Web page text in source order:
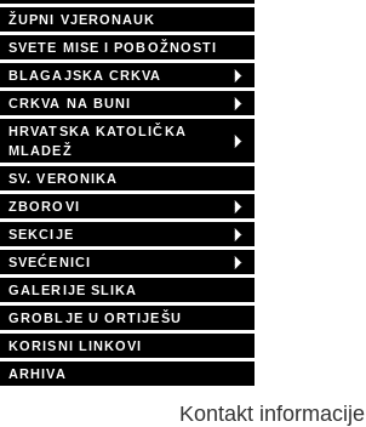
ŽUPNI VJERONAUK
SVETE MISE I POBOŽNOSTI
BLAGAJSKA CRKVA
CRKVA NA BUNI
HRVATSKA KATOLIČKA
MLADEŽ
SV. VERONIKA
ZBOROVI
SEKCIJE
SVEĆENICI
GALERIJE SLIKA
GROBLJE U ORTIJEŠU
KORISNI LINKOVI
ARHIVA
Kontakt informacije